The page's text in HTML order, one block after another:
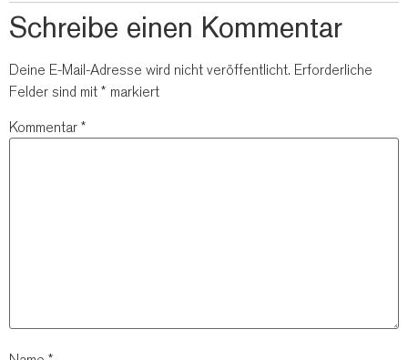
Schreibe einen Kommentar
Deine E-Mail-Adresse wird nicht veröffentlicht. Erforderliche
Felder sind mit * markiert
Kommentar *